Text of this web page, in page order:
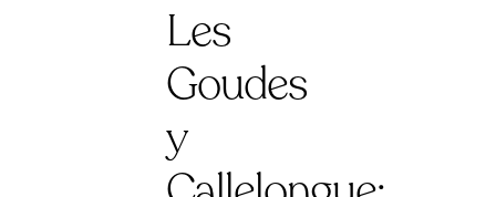
Les
Goudes
y